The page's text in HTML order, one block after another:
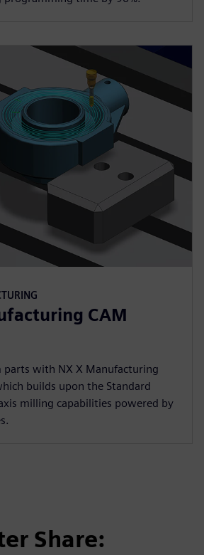
CAM
parts with NX X Manufacturing
builds upon the Standard
milling capabilities powered by
Share: